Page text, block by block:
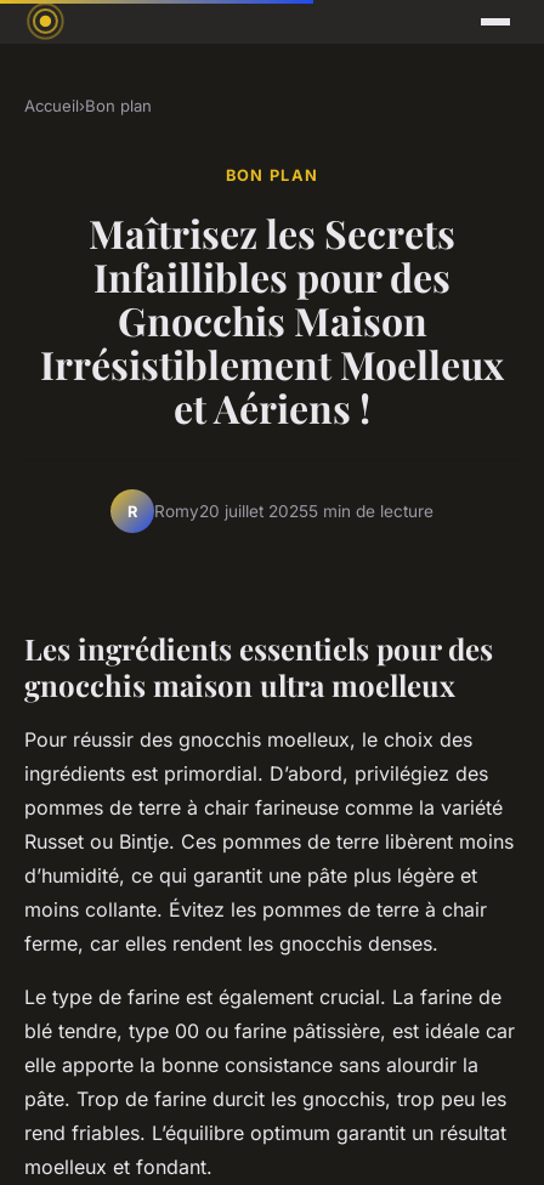
Accueil›Bon plan
BON PLAN
Maîtrisez les Secrets
Infaillibles pour des
Gnocchis Maison
Irrésistiblement Moelleux
et Aériens !
R Romy20 juillet 20255 min de lecture
Les ingrédients essentiels pour des
gnocchis maison ultra moelleux
Pour réussir des gnocchis moelleux, le choix des
ingrédients est primordial. D’abord, privilégiez des
pommes de terre à chair farineuse comme la variété
Russet ou Bintje. Ces pommes de terre libèrent moins
d’humidité, ce qui garantit une pâte plus légère et
moins collante. Évitez les pommes de terre à chair
ferme, car elles rendent les gnocchis denses.
Le type de farine est également crucial. La farine de
blé tendre, type 00 ou farine pâtissière, est idéale car
elle apporte la bonne consistance sans alourdir la
pâte. Trop de farine durcit les gnocchis, trop peu les
rend friables. L’équilibre optimum garantit un résultat
moelleux et fondant.